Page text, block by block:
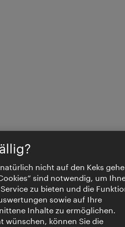
nicht auf den Keks
sind notwendig, um
zu bieten und die
sowie auf Ihre
Inhalte zu ermöglichen.
wünschen, können Sie die